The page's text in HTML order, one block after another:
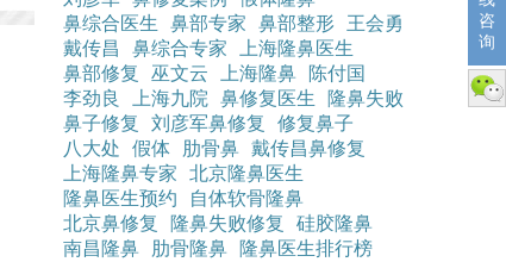
鼻综合医生
鼻部专家 鼻部整形
王会勇
戴传昌
鼻综合专家
上海隆鼻医生
鼻部修复
巫文云 上海隆鼻
陈付国
李劲良
上海九院 鼻修复医生
隆鼻失败
鼻子修复
刘彦军鼻修复
修复鼻子
八大处
假体 肋骨鼻 戴传昌鼻修复
上海隆鼻专家
北京隆鼻医生
隆鼻医生预约
自体软骨隆鼻
北京鼻修复
隆鼻失败修复
硅胶隆鼻
南昌隆鼻
肋骨隆鼻
隆鼻医生排行榜
咨
询